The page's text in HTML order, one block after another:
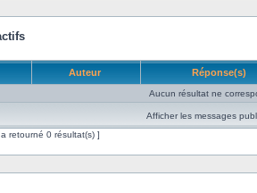
Auteur Réponse(s)
Aucun résultat ne
Afficher les messages
retourné 0 résultat(s) ]